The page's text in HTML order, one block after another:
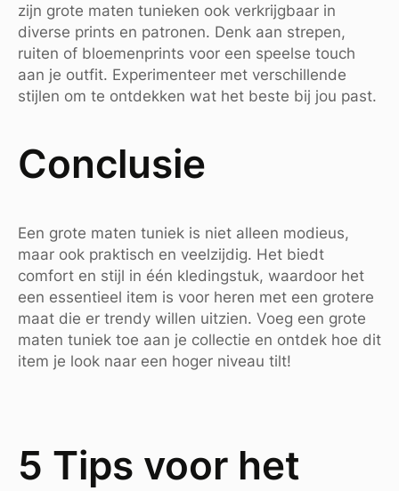
zijn grote maten tunieken ook verkrijgbaar in
diverse prints en patronen. Denk aan strepen,
ruiten of bloemenprints voor een speelse touch
aan je outfit. Experimenteer met verschillende
stijlen om te ontdekken wat het beste bij jou past.
Conclusie
Een grote maten tuniek is niet alleen modieus,
maar ook praktisch en veelzijdig. Het biedt
comfort en stijl in één kledingstuk, waardoor het
een essentieel item is voor heren met een grotere
maat die er trendy willen uitzien. Voeg een grote
maten tuniek toe aan je collectie en ontdek hoe dit
item je look naar een hoger niveau tilt!
5 Tips voor het